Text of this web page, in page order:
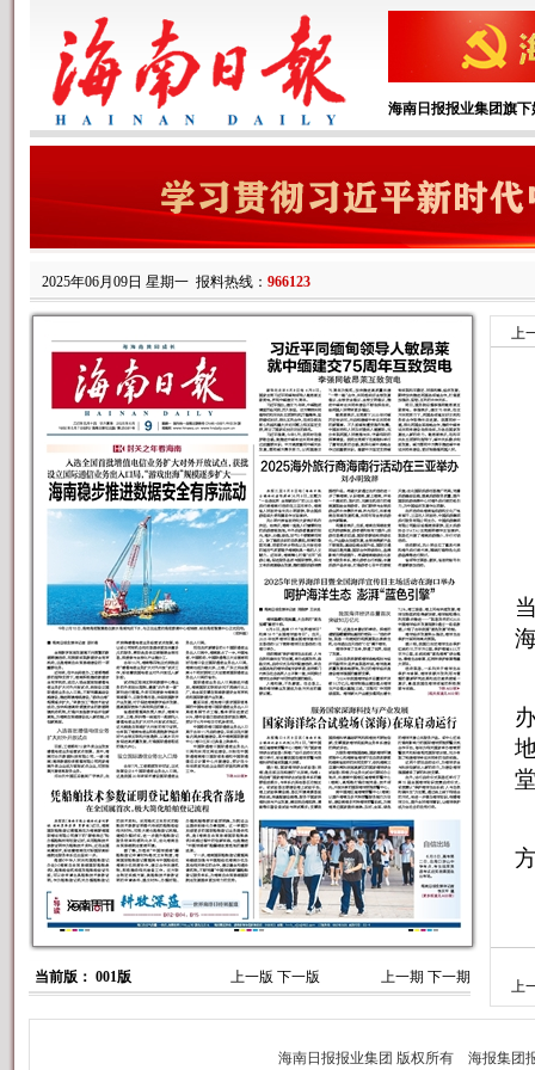
海南日报报业集团旗下
2025年06月09日 星期一 报料热线： 966123
当前版： 001版 上一版 下一版 上一期 下一期
上
“
上